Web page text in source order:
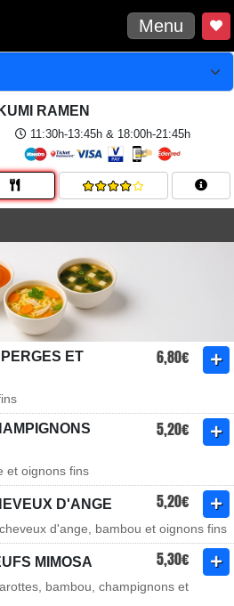
Menu
RAMEN
11:30h-13:45h & 18:00h-21:45h
ET
6,80€
5,20€
et oignons fins
D'ANGE 5,20€
d'ange, bambou et oignons fins
MIMOSA 5,30€
bambou, champignons et